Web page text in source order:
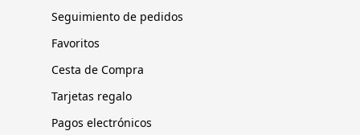
Seguimiento de pedidos
Favoritos
Cesta de Compra
Tarjetas regalo
Pagos electrónicos